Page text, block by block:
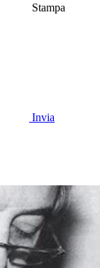
Stampa
Invia